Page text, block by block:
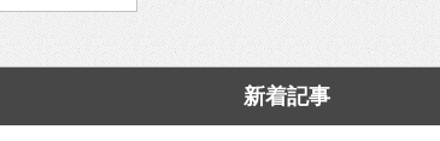
新着記事